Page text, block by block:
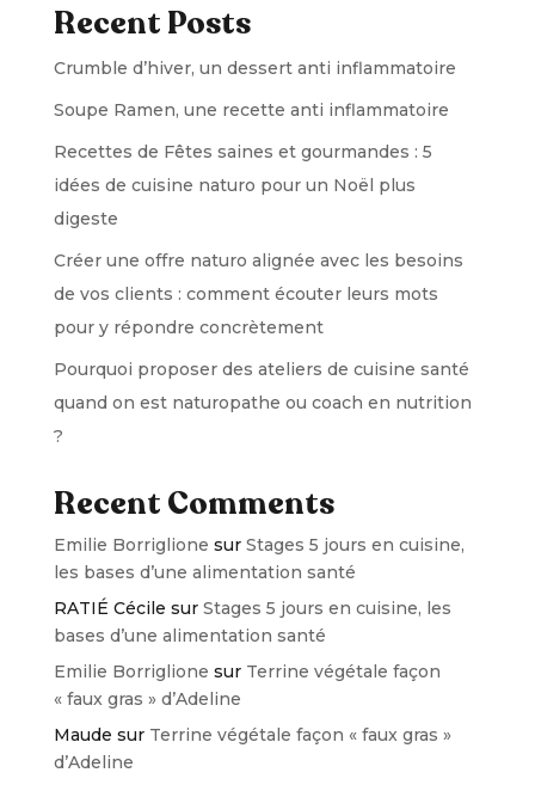
Recent Posts
Crumble d’hiver, un dessert anti inflammatoire
Soupe Ramen, une recette anti inflammatoire
Recettes de Fêtes saines et gourmandes : 5
idées de cuisine naturo pour un Noël plus
digeste
Créer une offre naturo alignée avec les besoins
de vos clients : comment écouter leurs mots
pour y répondre concrètement
Pourquoi proposer des ateliers de cuisine santé
quand on est naturopathe ou coach en nutrition
?
Recent Comments
Emilie Borriglione sur Stages 5 jours en cuisine,
les bases d’une alimentation santé
RATIÉ Cécile sur Stages 5 jours en cuisine, les
bases d’une alimentation santé
Emilie Borriglione sur Terrine végétale façon
« faux gras » d’Adeline
Maude sur Terrine végétale façon « faux gras »
d’Adeline